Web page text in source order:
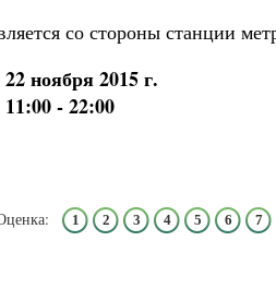
со стороны станции
ноября 2015 г.
11:00 - 22:00
1 2 3 4 5 6 7